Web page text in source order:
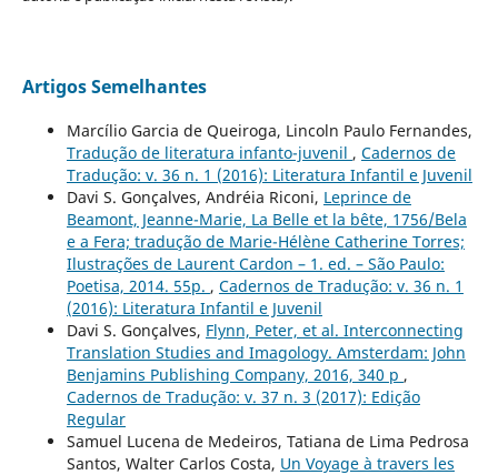
Artigos Semelhantes
Marcílio Garcia de Queiroga, Lincoln Paulo Fernandes,
Tradução de literatura infanto-juvenil , Cadernos de
Tradução: v. 36 n. 1 (2016): Literatura Infantil e Juvenil
Davi S. Gonçalves, Andréia Riconi, Leprince de
Beamont, Jeanne-Marie, La Belle et la bête, 1756/Bela
e a Fera; tradução de Marie-Hélène Catherine Torres;
Ilustrações de Laurent Cardon – 1. ed. – São Paulo:
Poetisa, 2014. 55p. , Cadernos de Tradução: v. 36 n. 1
(2016): Literatura Infantil e Juvenil
Davi S. Gonçalves, Flynn, Peter, et al. Interconnecting
Translation Studies and Imagology. Amsterdam: John
Benjamins Publishing Company, 2016, 340 p ,
Cadernos de Tradução: v. 37 n. 3 (2017): Edição
Regular
Samuel Lucena de Medeiros, Tatiana de Lima Pedrosa
Santos, Walter Carlos Costa, Un Voyage à travers les